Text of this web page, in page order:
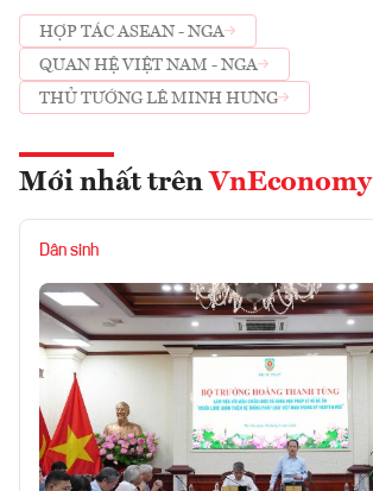
HỢP TÁC ASEAN - NGA
QUAN HỆ VIỆT NAM - NGA
THỦ TƯỚNG LÊ MINH HƯNG
Mới nhất trên VnEconomy
Dân sinh